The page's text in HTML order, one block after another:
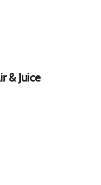
& Juice